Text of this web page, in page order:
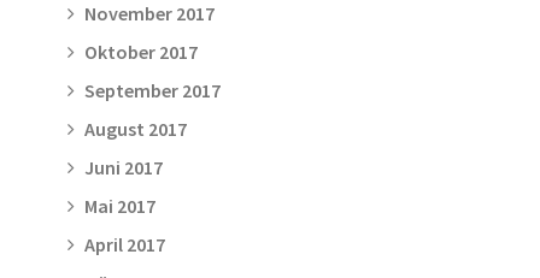
November 2017
Oktober 2017
September 2017
August 2017
Juni 2017
Mai 2017
April 2017